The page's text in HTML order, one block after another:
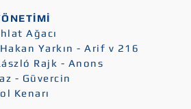
Ağacı
Yarkın - Arif v 216
Rajk - Anons
- Güvercin
Kenarı